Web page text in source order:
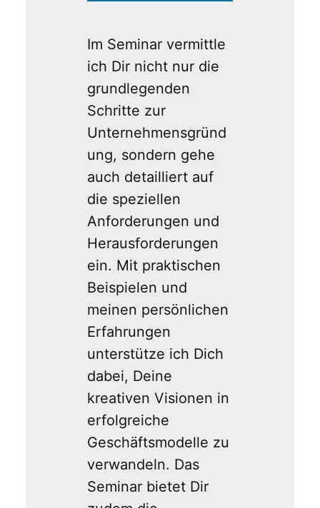
Im Seminar vermittle
ich Dir nicht nur die
grundlegenden
Schritte zur
Unternehmensgründ
ung, sondern gehe
auch detailliert auf
die speziellen
Anforderungen und
Herausforderungen
ein. Mit praktischen
Beispielen und
meinen persönlichen
Erfahrungen
unterstütze ich Dich
dabei, Deine
kreativen Visionen in
erfolgreiche
Geschäftsmodelle zu
verwandeln. Das
Seminar bietet Dir